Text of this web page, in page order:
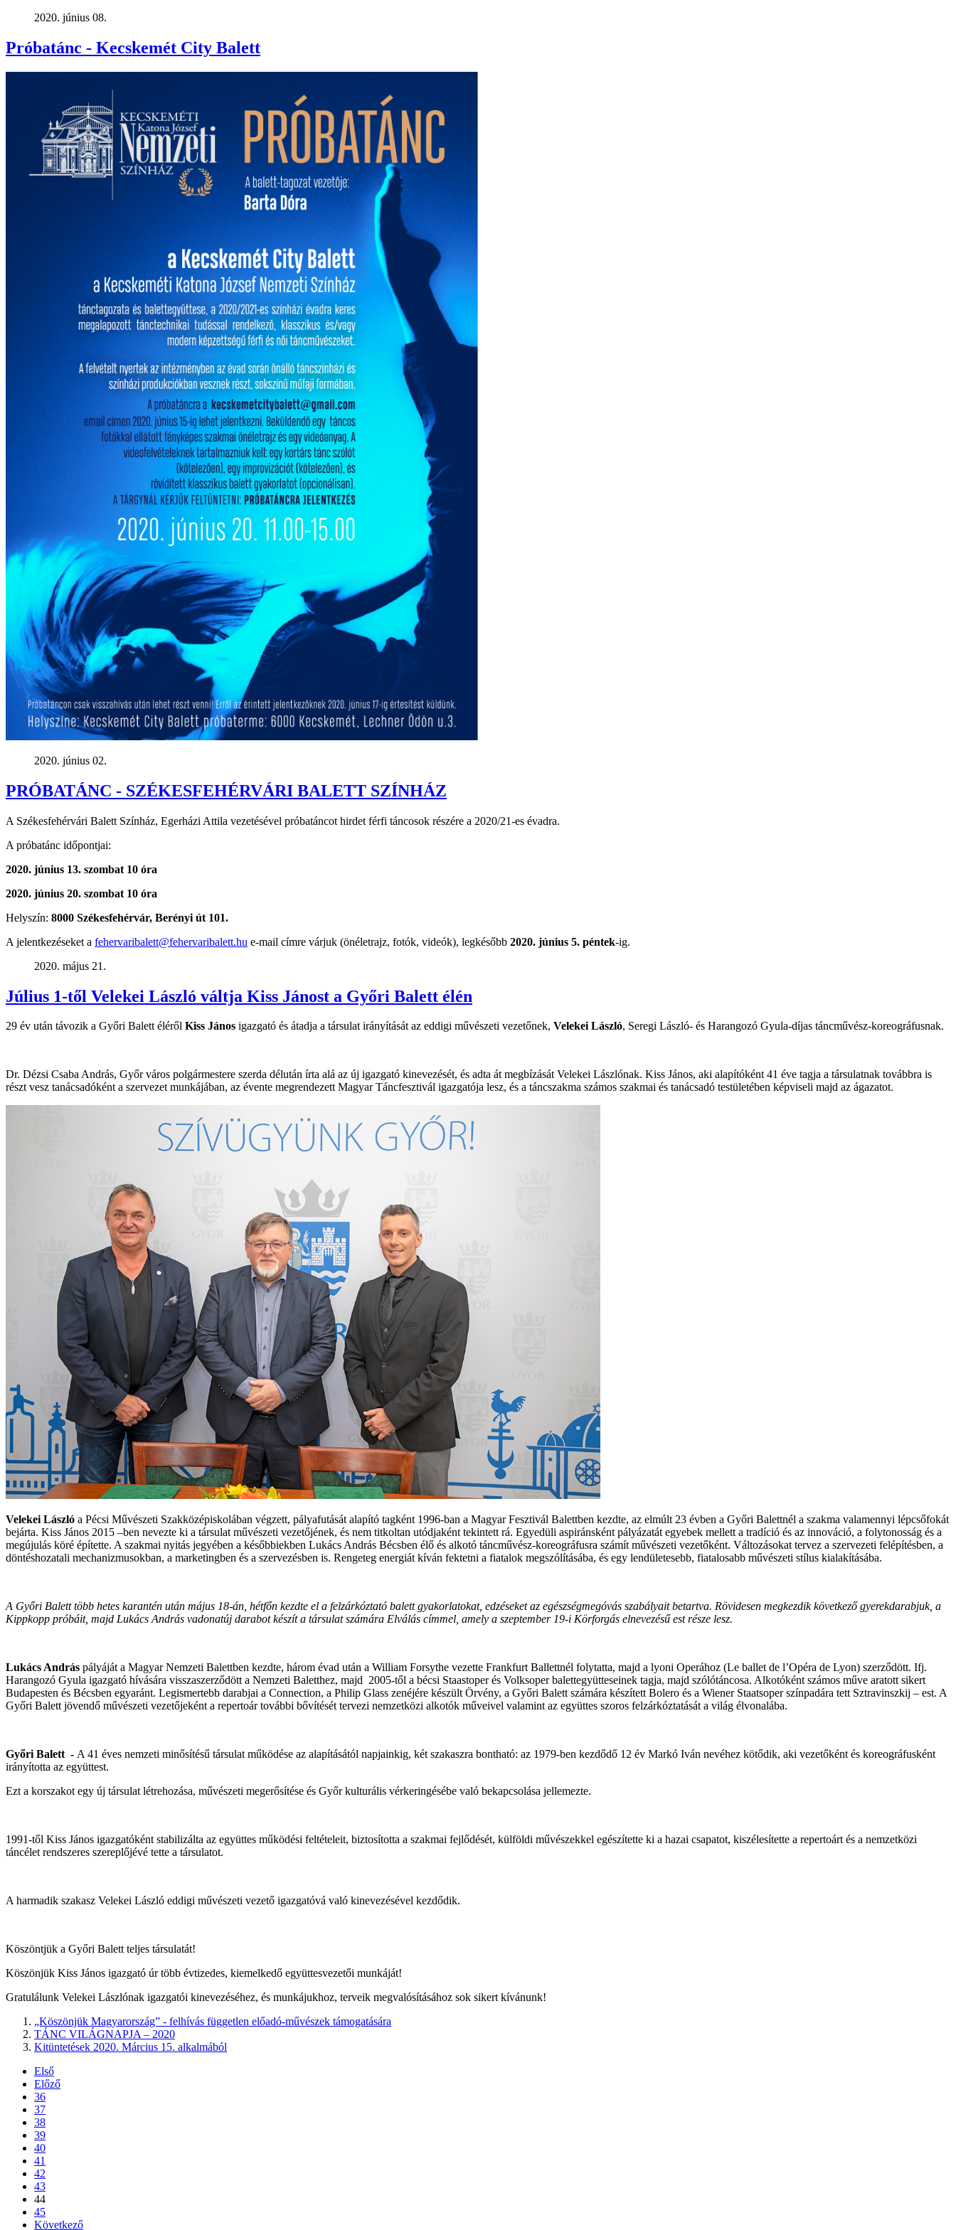
2020. június 08.
Próbatánc - Kecskemét City Balett
2020. június 02.
PRÓBATÁNC - SZÉKESFEHÉRVÁRI BALETT SZÍNHÁZ
A Székesfehérvári Balett Színház, Egerházi Attila vezetésével próbatáncot hirdet férfi táncosok részére a 2020/21-es évadra.
A próbatánc időpontjai:
2020. június 13. szombat 10 óra
2020. június 20. szombat 10 óra
Helyszín: 8000 Székesfehérvár, Berényi út 101.
A jelentkezéseket a fehervaribalett@fehervaribalett.hu e-mail címre várjuk (önéletrajz, fotók, videók), legkésőbb 2020. június 5. péntek-ig.
2020. május 21.
Július 1-től Velekei László váltja Kiss Jánost a Győri Balett élén
29 év után távozik a Győri Balett éléről Kiss János igazgató és átadja a társulat irányítását az eddigi művészeti vezetőnek, Velekei László, Seregi László- és Harangozó Gyula-díjas táncművész-koreográfusnak.
Dr. Dézsi Csaba András, Győr város polgármestere szerda délután írta alá az új igazgató kinevezését, és adta át megbízását Velekei Lászlónak. Kiss János, aki alapítóként 41 éve tagja a társulatnak továbbra is
részt vesz tanácsadóként a szervezet munkájában, az évente megrendezett Magyar Táncfesztivál igazgatója lesz, és a táncszakma számos szakmai és tanácsadó testületében képviseli majd az ágazatot.
Velekei László a Pécsi Művészeti Szakközépiskolában végzett, pályafutását alapító tagként 1996-ban a Magyar Fesztivál Balettben kezdte, az elmúlt 23 évben a Győri Balettnél a szakma valamennyi lépcsőfokát
bejárta. Kiss János 2015 –ben nevezte ki a társulat művészeti vezetőjének, és nem titkoltan utódjaként tekintett rá. Egyedüli aspiránsként pályázatát egyebek mellett a tradíció és az innováció, a folytonosság és a
megújulás köré építette. A szakmai nyitás jegyében a későbbiekben Lukács András Bécsben élő és alkotó táncművész-koreográfusra számít művészeti vezetőként. Változásokat tervez a szervezeti felépítésben, a
döntéshozatali mechanizmusokban, a marketingben és a szervezésben is. Rengeteg energiát kíván fektetni a fiatalok megszólításába, és egy lendületesebb, fiatalosabb művészeti stílus kialakításába.
A Győri Balett több hetes karantén után május 18-án, hétfőn kezdte el a felzárkóztató balett gyakorlatokat, edzéseket az egészségmegóvás szabályait betartva. Rövidesen megkezdik következő gyerekdarabjuk, a
Kippkopp próbáit, majd Lukács András vadonatúj darabot készít a társulat számára Elválás címmel, amely a szeptember 19-i Körforgás elnevezésű est része lesz.
Lukács András pályáját a Magyar Nemzeti Balettben kezdte, három évad után a William Forsythe vezette Frankfurt Ballettnél folytatta, majd a lyoni Operához (Le ballet de l’Opéra de Lyon) szerződött. Ifj.
Harangozó Gyula igazgató hívására visszaszerződött a Nemzeti Baletthez, majd 2005-től a bécsi Staastoper és Volksoper balettegyütteseinek tagja, majd szólótáncosa. Alkotóként számos műve aratott sikert
Budapesten és Bécsben egyaránt. Legismertebb darabjai a Connection, a Philip Glass zenéjére készült Örvény, a Győri Balett számára készített Bolero és a Wiener Staatsoper színpadára tett Sztravinszkij – est. A
Győri Balett jövendő művészeti vezetőjeként a repertoár további bővítését tervezi nemzetközi alkotók műveivel valamint az együttes szoros felzárkóztatását a világ élvonalába.
Győri Balett - A 41 éves nemzeti minősítésű társulat működése az alapításától napjainkig, két szakaszra bontható: az 1979-ben kezdődő 12 év Markó Iván nevéhez kötődik, aki vezetőként és koreográfusként
irányította az együttest.
Ezt a korszakot egy új társulat létrehozása, művészeti megerősítése és Győr kulturális vérkeringésébe való bekapcsolása jellemezte.
1991-től Kiss János igazgatóként stabilizálta az együttes működési feltételeit, biztosította a szakmai fejlődését, külföldi művészekkel egészítette ki a hazai csapatot, kiszélesítette a repertoárt és a nemzetközi
táncélet rendszeres szereplőjévé tette a társulatot.
A harmadik szakasz Velekei László eddigi művészeti vezető igazgatóvá való kinevezésével kezdődik.
Köszöntjük a Győri Balett teljes társulatát!
Köszönjük Kiss János igazgató úr több évtizedes, kiemelkedő együttesvezetői munkáját!
Gratulálunk Velekei Lászlónak igazgatói kinevezéséhez, és munkájukhoz, terveik megvalósításához sok sikert kívánunk!
„Köszönjük Magyarország” - felhívás független előadó-művészek támogatására
TÁNC VILÁGNAPJA – 2020
Kitüntetések 2020. Március 15. alkalmából
Első
Előző
36
37
38
39
40
41
42
43
44
45
Következő